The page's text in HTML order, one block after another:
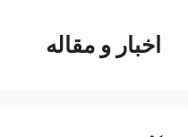
محتوااخبار و مقاله